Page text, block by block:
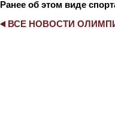
Ранее об этом виде
ВСЕ НОВОСТИ